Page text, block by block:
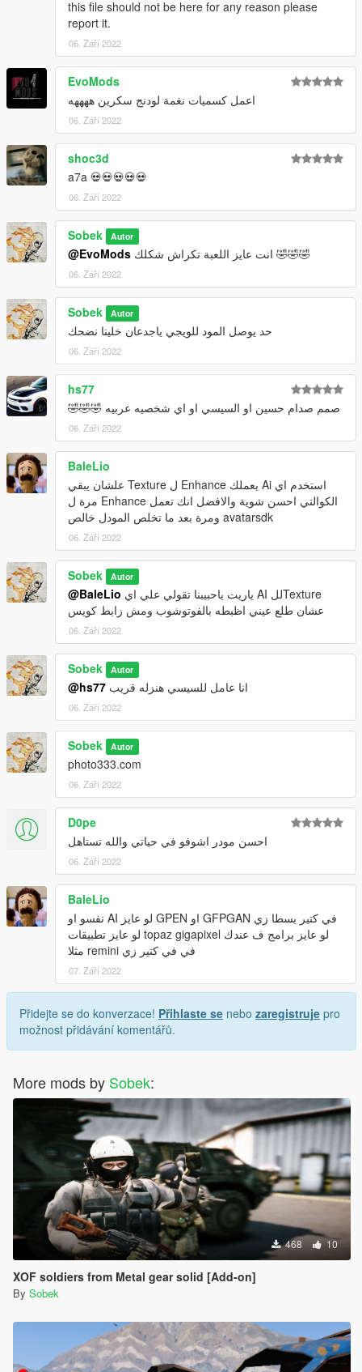
this file should not be here for any reason please
report it.
06. Září 2022
EvoMods
اعمل كسميات نغمة لودنج سكرين ههههه
06. Září 2022
shoc3d
a7a 💀💀💀💀💀
06. Září 2022
Sobek Autor
@EvoMods انت عايز اللعبة تكراش شكلك 🤣🤣🤣
06. Září 2022
Sobek Autor
حد يوصل المود للويجي ياجدعان خلينا نضحك
06. Září 2022
hs77
صمم صدام حسين او السيسي او اي شخصيه عربيه 🤣🤣🤣
06. Září 2022
BaleLio
استخدم اي Ai يعملك Enhance ل Texture علشان يبقي
الكوالتي احسن شوية والافضل انك تعمل Enhance مرة ل
avatarsdk ومرة بعد ما تخلص المودل خالص
06. Září 2022
Sobek Autor
@BaleLio
ياريت ياحبيبنا تقولي علي اي AI للTexture
عشان طلع عيني اظبطه بالفوتوشوب ومش زابط كويس
06. Září 2022
Sobek Autor
@hs77 انا عامل للسيسي هنزله قريب
06. Září 2022
Sobek Autor
photo333.com
06. Září 2022
D0pe
احسن مودر اشوفو في حياتي والله تستاهل
06. Září 2022
BaleLio
في كتير يسطا زي GFPGAN او GPEN لو عايز AI نفسو او
لو عايز برامج ف عندك topaz gigapixel لو عايز تطبيقات
في في كتير زي remini مثلا
07. Září 2022
Přidejte se do konverzace! Přihlaste se nebo zaregistruje pro
možnost přidávání komentářů.
More mods by Sobek:
468 10
XOF soldiers from Metal gear solid [Add-on]
By Sobek